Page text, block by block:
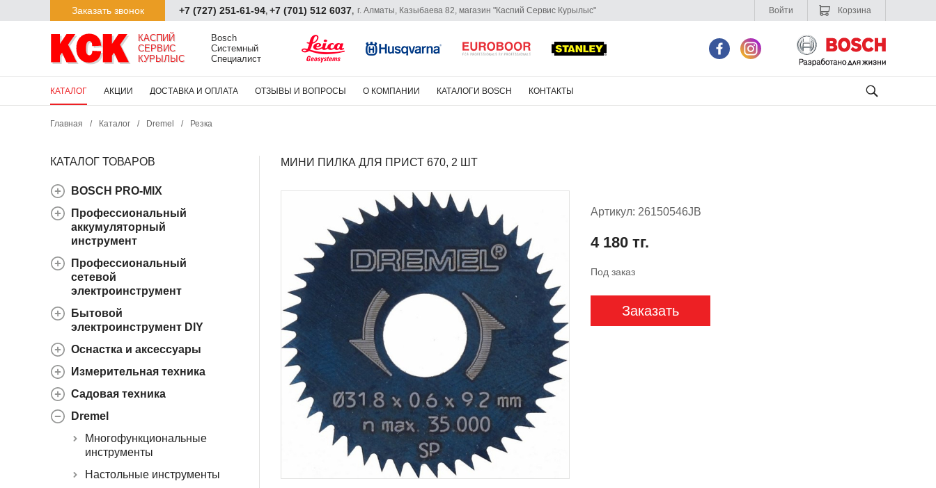
Заказать звонок +7 (727) 251-61-94, +7 (701) 512 6037, г. Алматы, Казыбаева 82, магазин "Каспий Сервис Курылыс" Корзина
Войти
КАСПИЙ
СЕРВИС
КУРЫЛЫС
Bosch
Системный
Специалист
КАТАЛОГ АКЦИИ ДОСТАВКА И ОПЛАТА ОТЗЫВЫ И ВОПРОСЫ О КОМПАНИИ КАТАЛОГИ BOSCH КОНТАКТЫ
Главная / Каталог / Dremel / Резка
КАТАЛОГ ТОВАРОВ
BOSCH PRO-MIX
Профессиональный
аккумуляторный
инструмент
Профессиональный
сетевой
электроинструмент
Бытовой
электроинструмент DIY
Оснастка и аксессуары
Измерительная техника
Садовая техника
Dremel
Многофункциональные
инструменты
Настольные инструменты
МИНИ ПИЛКА ДЛЯ ПРИСТ 670, 2 ШТ
Артикул: 26150546JB
4 180 тг.
Под заказ
Заказать